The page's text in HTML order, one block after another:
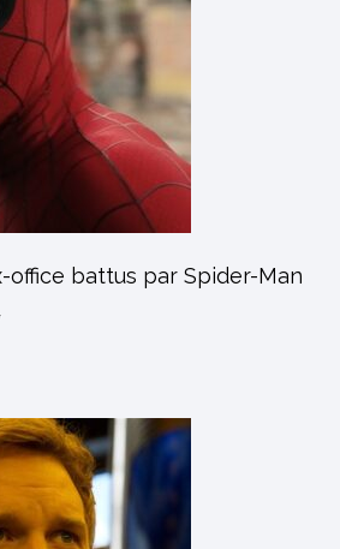
office battus par Spider-Man